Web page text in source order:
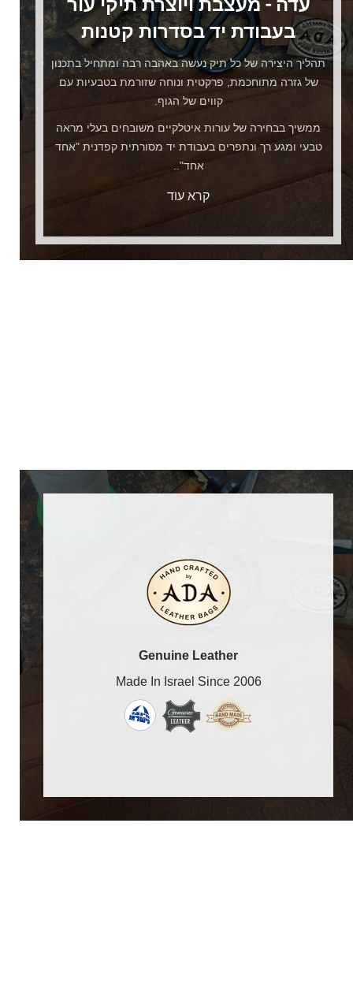
Genuine Leather
Made In Israel Since 2006
בעבודת יד בסדרות קטנות
תהליך היצירה של כל תיק נעשה באהבה רבה ומתחיל בתכנון
של גזרה מתוחכמת, פרקטית ונוחה שזורמת בטבעיות עם
קווים של הגוף.
ממשיך בבחירה של עורות איטלקיים משובחים בעלי מראה
טבעי ומגע רך ונתפרים בעבודת יד מסורתית קפדנית "אחד
אחד"..
קרא עוד